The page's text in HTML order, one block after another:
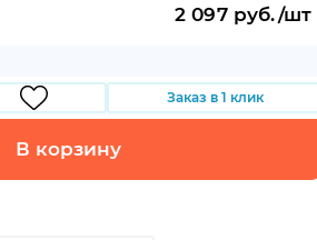
2 097 руб./шт
Заказ в 1 клик
В корзину